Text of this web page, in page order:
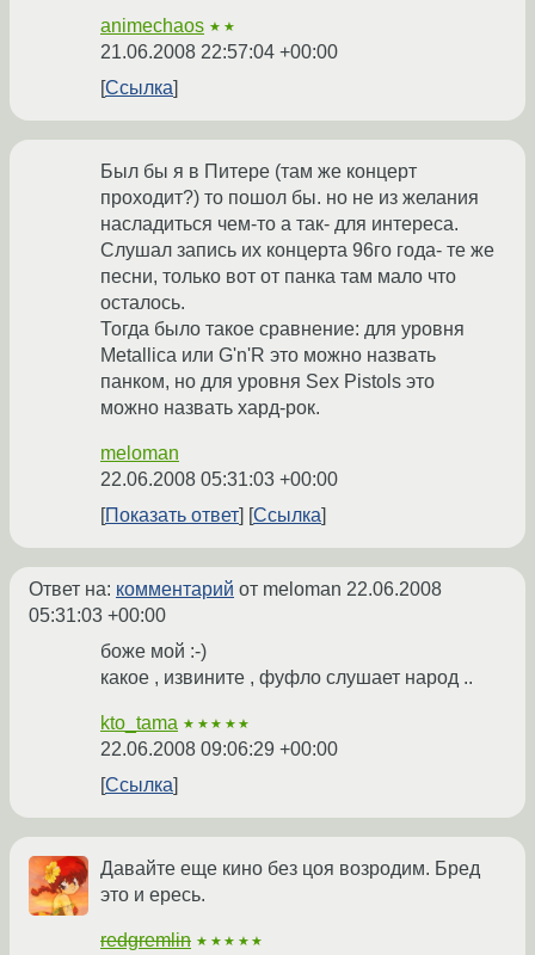
animechaos ★★
21.06.2008 22:57:04 +00:00
Ссылка
Был бы я в Питере (там же концерт
проходит?) то пошол бы. но не из желания
насладиться чем-то а так- для интереса.
Слушал запись их концерта 96го года- те же
песни, только вот от панка там мало что
осталось.
Тогда было такое сравнение: для уровня
Metallica или G'n'R это можно назвать
панком, но для уровня Sex Pistols это
можно назвать хард-рок.
meloman
22.06.2008 05:31:03 +00:00
Показать ответ
Ссылка
Ответ на: комментарий от meloman 22.06.2008
05:31:03 +00:00
боже мой :-)
какое , извините , фуфло слушает народ ..
kto_tama ★★★★★
22.06.2008 09:06:29 +00:00
Ссылка
Давайте еще кино без цоя возродим. Бред
это и ересь.
redgremlin ★★★★★